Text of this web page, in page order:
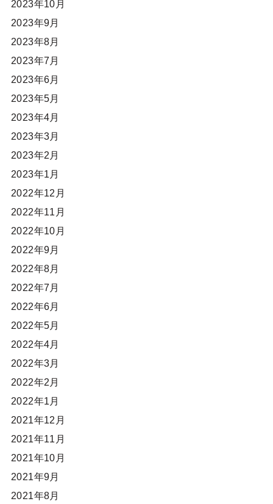
2023年10月
2023年9月
2023年8月
2023年7月
2023年6月
2023年5月
2023年4月
2023年3月
2023年2月
2023年1月
2022年12月
2022年11月
2022年10月
2022年9月
2022年8月
2022年7月
2022年6月
2022年5月
2022年4月
2022年3月
2022年2月
2022年1月
2021年12月
2021年11月
2021年10月
2021年9月
2021年8月